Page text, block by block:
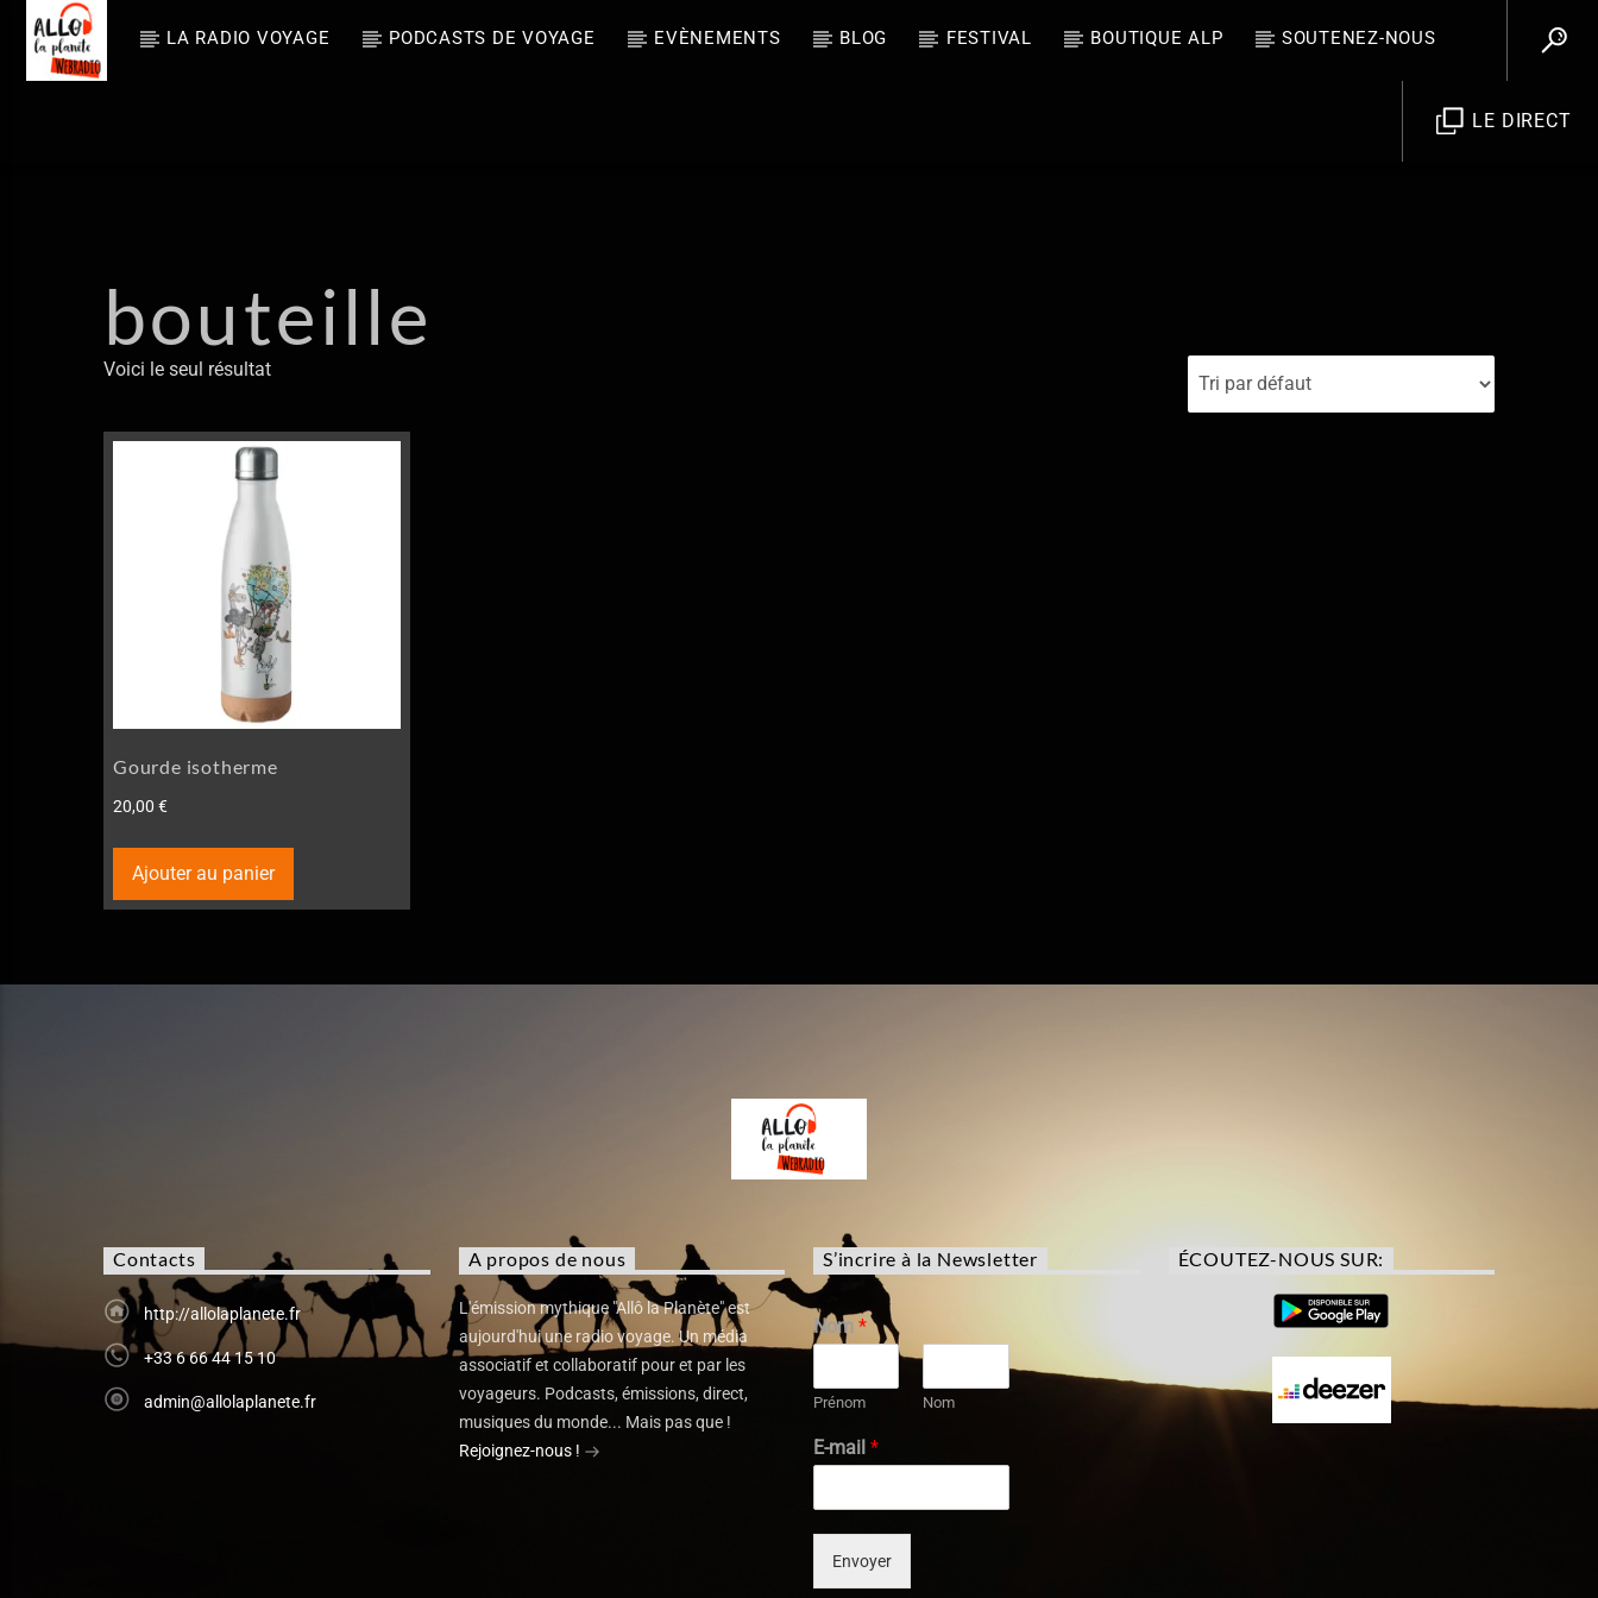
LA RADIO VOYAGE PODCASTS DE VOYAGE EVÈNEMENTS BLOG FESTIVAL BOUTIQUE ALP SOUTENEZ-NOUS
LE DIRECT
La radio voyage
bouteille
Voici le seul résultat
Gourde isotherme
20,00 €
Ajouter au panier
Contacts
http://allolaplanete.fr
+33 6 66 44 15 10
admin@allolaplanete.fr
A propos de nous
L'émission mythique "Allô la Planète" est
aujourd'hui une radio voyage. Un média
associatif et collaboratif pour et par les
voyageurs. Podcasts, émissions, direct,
musiques du monde... Mais pas que !
Rejoignez-nous !
S’incrire à la Newsletter
Nom *
Prénom Nom
E-mail *
Envoyer
ÉCOUTEZ-NOUS SUR: